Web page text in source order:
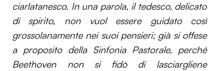
ciarlatanesco. In una parola, il tedesco, delicato
di spirito, non vuol essere guidato così
grossolanamente nei suoi pensieri; già si offese
a proposito della Sinfonia Pastorale, perché
Beethoven non si fidò di lasciargliene